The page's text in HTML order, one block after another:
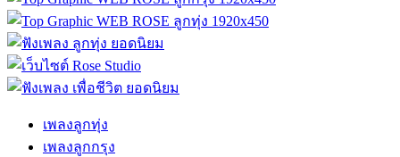
เพลงลูกทุ่ง
เพลงลูกกรุง